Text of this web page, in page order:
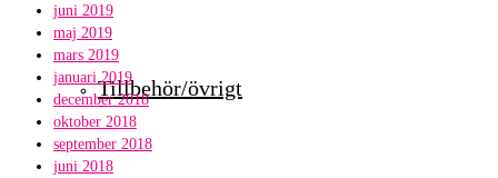
Tillbehör/övrigt
juni 2019
maj 2019
mars 2019
januari 2019
december 2018
oktober 2018
september 2018
juni 2018